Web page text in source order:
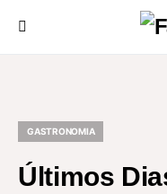
GASTRONOMIA
Últimos